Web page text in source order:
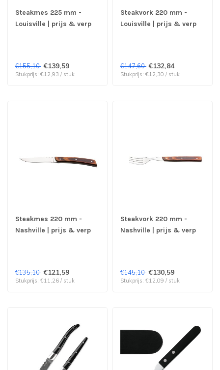
Steakmes 225 mm -
Louisville | prijs & verp
€155,10 €139,59
Stukprijs: €12,93 / stuk
Steakvork 220 mm -
Louisville | prijs & verp
€147,60 €132,84
Stukprijs: €12,30 / stuk
Steakmes 220 mm -
Nashville | prijs & verp
€135,10 €121,59
Stukprijs: €11,26 / stuk
Steakvork 220 mm -
Nashville | prijs & verp
€145,10 €130,59
Stukprijs: €12,09 / stuk